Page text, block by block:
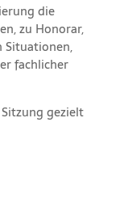
die
zu Honorar,
fachlicher
gezielt